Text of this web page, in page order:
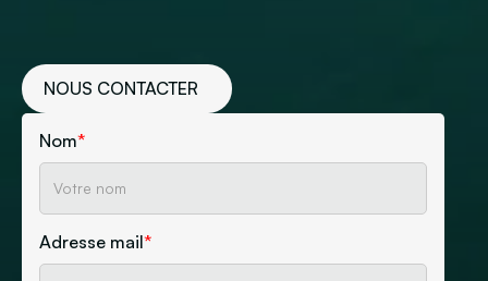
NOUS CONTACTER
Nom*
Adresse mail*